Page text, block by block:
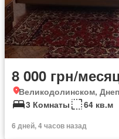
8 000 грн/
Великодолинском,
3 Комнаты
64 кв.м
6 дней, 4 часов назад